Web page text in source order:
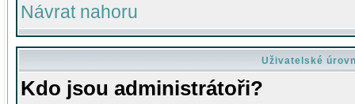
Návrat nahoru
Uživatelské
Kdo jsou administrátoři?